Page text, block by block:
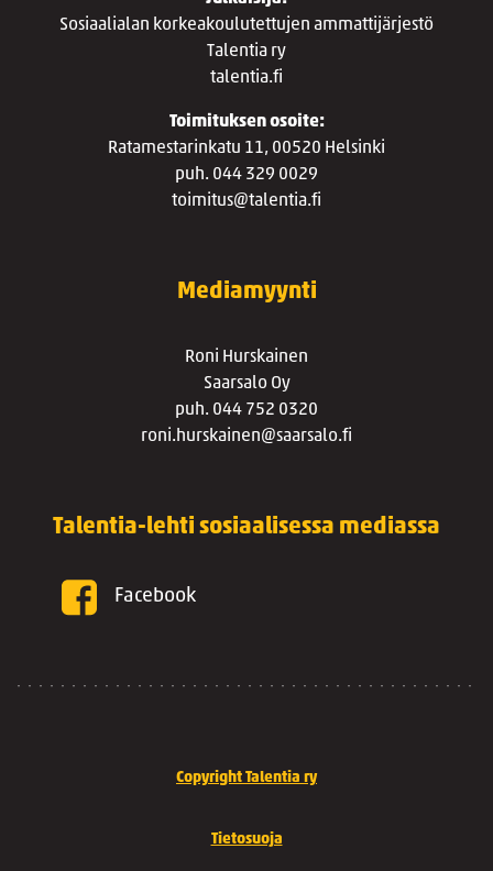
Sosiaalialan korkeakoulutettujen ammattijärjestö
Talentia ry
talentia.fi
Toimituksen osoite:
Ratamestarinkatu 11, 00520 Helsinki
puh. 044 329 0029
toimitus@talentia.fi
Mediamyynti
Roni Hurskainen
Saarsalo Oy
puh. 044 752 0320
roni.hurskainen@saarsalo.fi
Talentia-lehti sosiaalisessa mediassa
Facebook
Copyright Talentia ry
Tietosuoja